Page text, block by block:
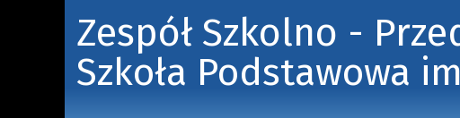
Zespół Szkolno -
Szkoła Podstawowa